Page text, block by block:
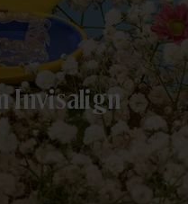
Invisalign